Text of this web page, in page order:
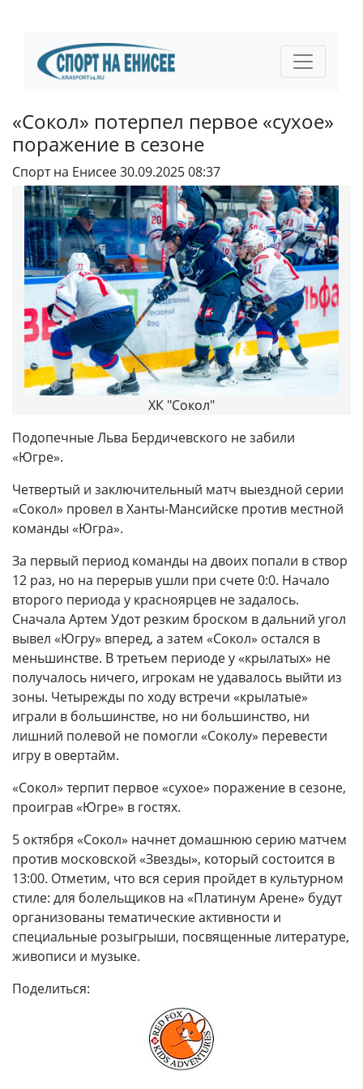
«Сокол» потерпел первое «сухое»
поражение в сезоне
Спорт на Енисее30.09.2025 08:37
ХК "Сокол"
Подопечные Льва Бердичевского не забили
«Югре».
Четвертый и заключительный матч выездной серии
«Сокол» провел в Ханты-Мансийске против местной
команды «Югра».
За первый период команды на двоих попали в створ
12 раз, но на перерыв ушли при счете 0:0. Начало
второго периода у красноярцев не задалось.
Сначала Артем Удот резким броском в дальний угол
вывел «Югру» вперед, а затем «Сокол» остался в
меньшинстве. В третьем периоде у «крылатых» не
получалось ничего, игрокам не удавалось выйти из
зоны. Четырежды по ходу встречи «крылатые»
играли в большинстве, но ни большинство, ни
лишний полевой не помогли «Соколу» перевести
игру в овертайм.
«Сокол» терпит первое «сухое» поражение в сезоне,
проиграв «Югре» в гостях.
5 октября «Сокол» начнет домашнюю серию матчем
против московской «Звезды», который состоится в
13:00. Отметим, что вся серия пройдет в культурном
стиле: для болельщиков на «Платинум Арене» будут
организованы тематические активности и
специальные розыгрыши, посвященные литературе,
живописи и музыке.
Поделиться: